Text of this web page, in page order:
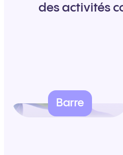
des activités
Barre